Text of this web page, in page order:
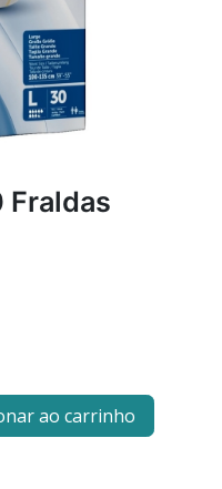
Fraldas
ao carrinho